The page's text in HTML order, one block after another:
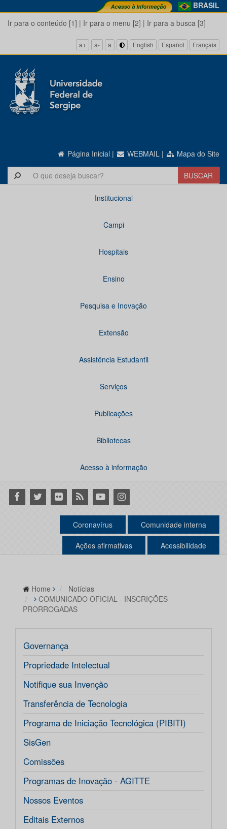
BRASIL
Ir para o conteúdo [1] | Ir para o menu [2] | Ir para a busca [3]
a+ a- a English Español Français
Página Inicial | WEBMAIL | Mapa do Site
Institucional
Campi
Hospitais
Ensino
Pesquisa e Inovação
Extensão
Assistência Estudantil
Serviços
Publicações
Bibliotecas
Acesso à informação
Facebook
Twitter Flickr RSS YoutubeInstagram
Coronavírus Comunidade interna
Ações afirmativas Acessibilidade
Home
Notícias
COMUNICADO OFICIAL - INSCRIÇÕES
PRORROGADAS
Governança
Propriedade Intelectual
Notifique sua Invenção
Transferência de Tecnologia
Programa de Iniciação Tecnológica (PIBITI)
SisGen
Comissões
Programas de Inovação - AGITTE
Nossos Eventos
Editais Externos